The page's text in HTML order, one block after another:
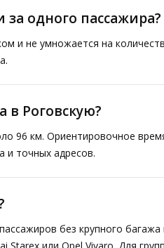
одного пассажира?
и не умножается на
в Роговскую?
96 км. Ориентировочное
и точных адресов.
без крупного